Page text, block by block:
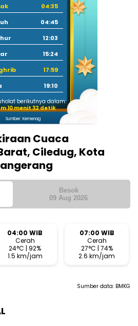
04:35
04:45
12:03
15:24
17:59
19:10
berikutnya dalam:
10 menit 32 detik
Sumber: Kemenag
Cuaca
Ciledug, Kota
Besok
09 Aug 2026
04:00 WIB
Cerah
24°C | 92%
1.5 km/jam
07:00 WIB
Cerah
27°C | 74%
2.6 km/jam
Sumber data: BMKG